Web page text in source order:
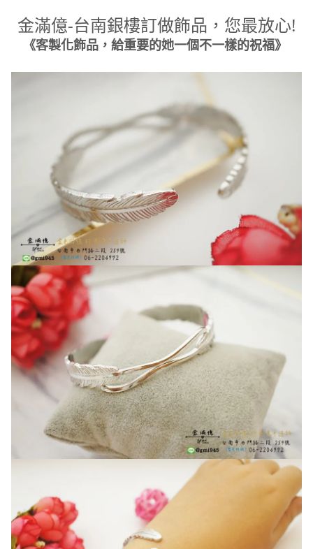
金滿億-台南銀樓訂做飾品，您最放心!
《客製化飾品，給重要的她一個不一樣的祝福》